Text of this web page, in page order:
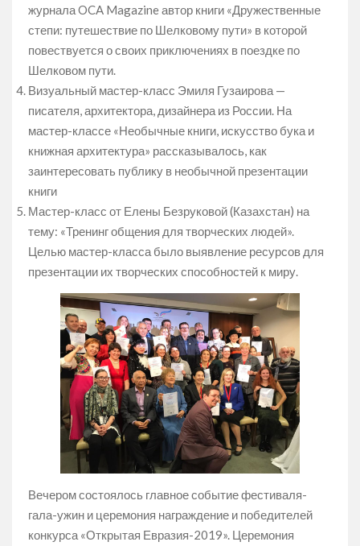
журнала OCA Magazine автор книги «Дружественные
степи: путешествие по Шелковому пути» в которой
повествуется о своих приключениях в поездке по
Шелковом пути.
Визуальный мастер-класс Эмиля Гузаирова —
писателя, архитектора, дизайнера из России. На
мастер-классе «Необычные книги, искусство бука и
книжная архитектура» рассказывалось, как
заинтересовать публику в необычной презентации
книги
Мастер-класс от Елены Безруковой (Казахстан) на
тему: «Тренинг общения для творческих людей».
Целью мастер-класса было выявление ресурсов для
презентации их творческих способностей к миру.
Вечером состоялось главное событие фестиваля-
гала-ужин и церемония награждение и победителей
конкурса «Открытая Евразия-2019». Церемония